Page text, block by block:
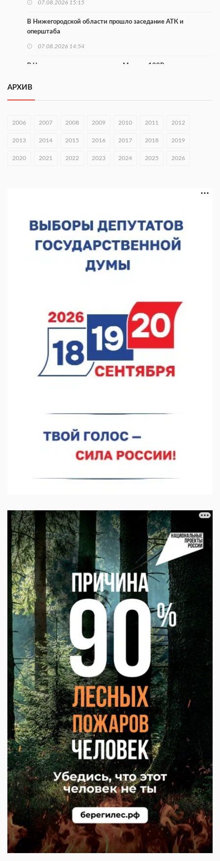
07.08.2026 15:15
В Нижегородской области прошло заседание АТК и
оперштаба
07.08.2026 14:54
В Чкаловске спустили на воду «Метеор-120Р»
В Нижегородской области выбрали лучшего лесного
07.08.2026 13:48
В Нижнем Новгороде отметили 70-летие Дня строителя
07.08.2026 13:15
В Нижнем Новгороде прошло совещание Росгвардии
покраской телебашни
07.08.2026 11:20
В автобусах Арзамаса устанавливают терминалы оплаты
07.08.2026 11:03
АРХИВ
2006 2007 2008 2009 2010 2011 2012
2013 2014 2015 2016 2017 2018 2019
2020 2021 2022 2023 2024 2025 2026